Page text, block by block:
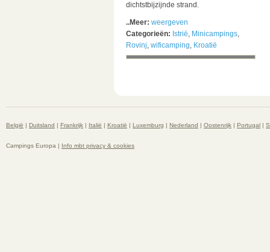
dichtstbijzijnde strand.
..Meer: weergeven
Categorieën: Istrië, Minicampings,
Rovinj, wificamping, Kroatië
België | Duitsland | Frankrijk | Italië | Kroatië | Luxemburg | Nederland | Oostenrijk | Portugal |
Campings Europa | Info mbt privacy & cookies